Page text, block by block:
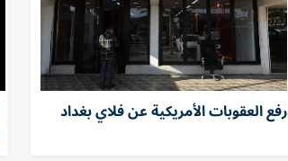
رفع العقوبات الأمريكية عن فلاي بغداد